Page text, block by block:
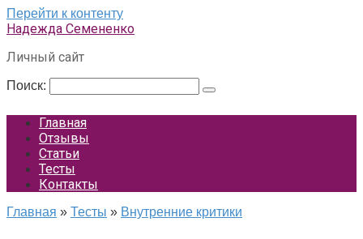
Перейти к контенту
Надежда Семененко
Личный сайт
Поиск:
Главная
Отзывы
Статьи
Тесты
Контакты
Главная » Тесты » Внутренние критики